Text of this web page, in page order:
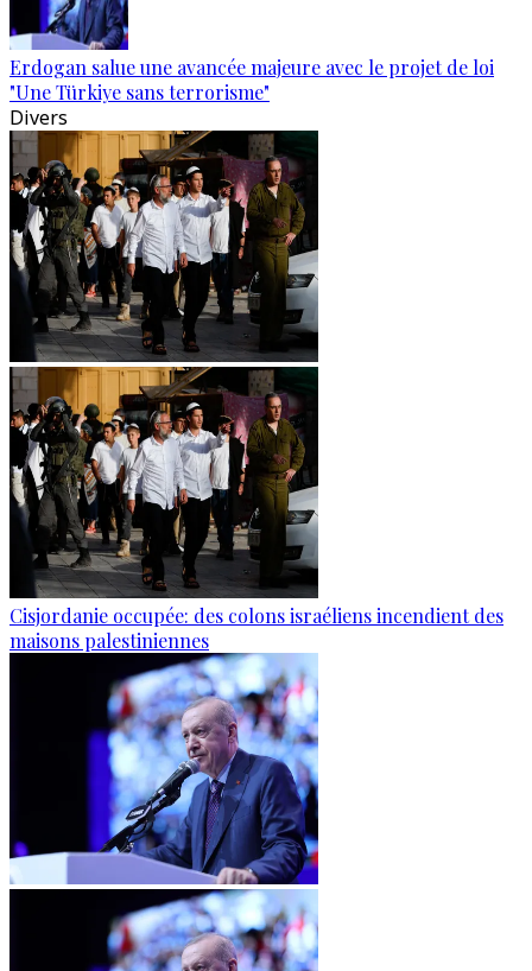
Erdogan salue une avancée majeure avec le projet de loi
"Une Türkiye sans terrorisme"
Divers
Cisjordanie occupée: des colons israéliens incendient des
maisons palestiniennes